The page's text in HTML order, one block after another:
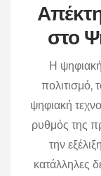
στο
Η ψηφιακή
πολιτισμό,
ψηφιακή
ρυθμός της
την
κατάλληλες